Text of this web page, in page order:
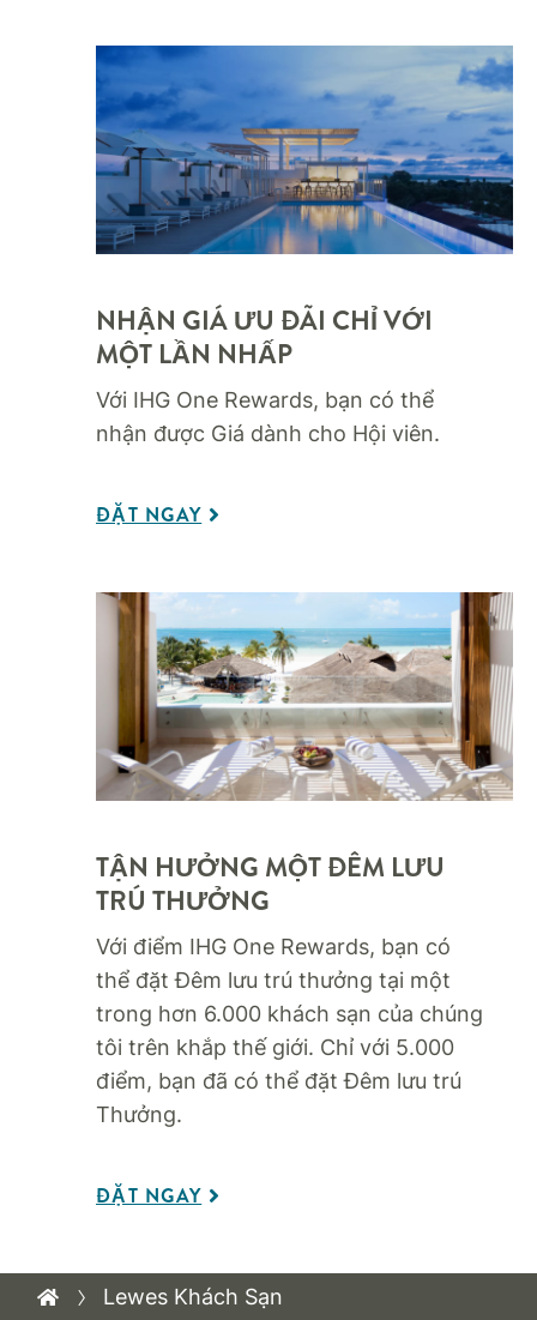
NHẬN GIÁ ƯU ĐÃI CHỈ VỚI
MỘT LẦN NHẤP
Với IHG One Rewards, bạn có thể
nhận được Giá dành cho Hội viên.
ĐẶT NGAY
TẬN HƯỞNG MỘT ĐÊM LƯU
TRÚ THƯỞNG​
Với điểm IHG One Rewards, bạn có
thể đặt Đêm lưu trú thưởng tại một
trong hơn 6.000 khách sạn của chúng
tôi trên khắp thế giới. Chỉ với 5.000
điểm, bạn đã có thể đặt Đêm lưu trú
Thưởng.
ĐẶT NGAY
Lewes Khách Sạn